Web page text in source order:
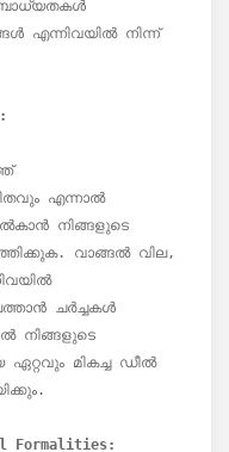
ബാധ്യതകൾ
എന്നിവയിൽ നിന്ന്
എന്നാൽ
നിങ്ങളുടെ
വാങ്ങൽ വില,
ചർച്ചകൾ
നിങ്ങളുടെ
ഏറ്റവും മികച്ച ഡീൽ